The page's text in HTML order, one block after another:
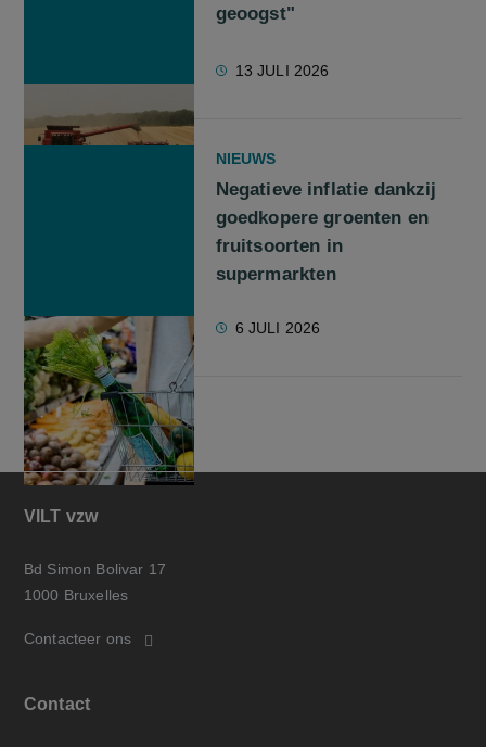
geoogst"
13 JULI 2026
NIEUWS
Negatieve inflatie dankzij
goedkopere groenten en
fruitsoorten in
supermarkten
6 JULI 2026
VILT vzw
Bd Simon Bolivar 17
1000 Bruxelles
Contacteer ons
Contact